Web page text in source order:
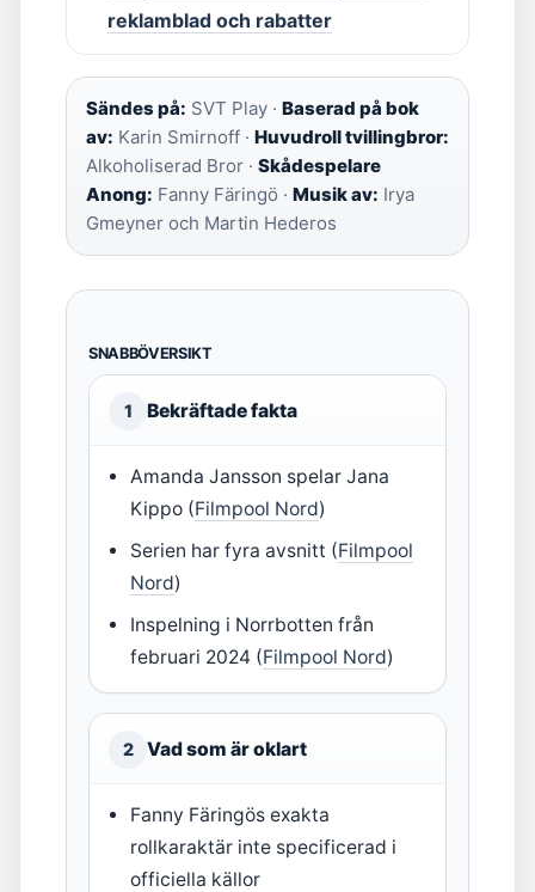
reklamblad och rabatter
Sändes på: SVT Play · Baserad på bok
av: Karin Smirnoff · Huvudroll tvillingbror:
Alkoholiserad Bror · Skådespelare
Anong: Fanny Färingö · Musik av: Irya
Gmeyner och Martin Hederos
SNABBÖVERSIKT
1 Bekräftade fakta
Amanda Jansson spelar Jana
Kippo (Filmpool Nord)
Serien har fyra avsnitt (Filmpool
Nord)
Inspelning i Norrbotten från
februari 2024 (Filmpool Nord)
2 Vad som är oklart
Fanny Färingös exakta
rollkaraktär inte specificerad i
officiella källor